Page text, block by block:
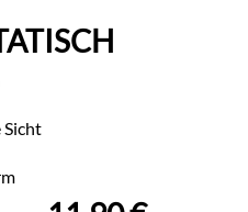
Sicht